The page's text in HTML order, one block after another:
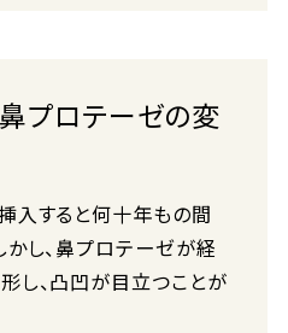
プロテーゼの変
入すると何十年もの間
し、鼻プロテーゼが経
し、凸凹が目立つことが